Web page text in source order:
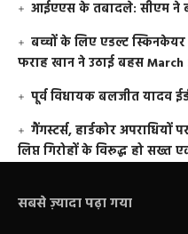
आईएएस के तबादले: सीएम ने
बच्चों के लिए एडल्ट
फराह खान ने उठाई बहसMarch
पूर्व विधायक बलजीत यादव
गैंगस्टर्स, हार्डकोर
लिप्त गिरोहों के विरूद्ध हो सख्त
सबसे ज़्यादा पढ़ा गया